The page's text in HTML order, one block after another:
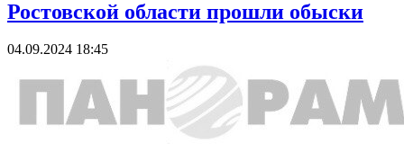
Ростовской области прошли обыски
04.09.2024 18:45